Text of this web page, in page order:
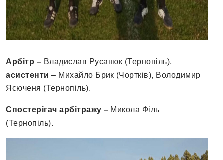
Арбітр – Владислав Русанюк (Тернопіль),
асистенти – Михайло Брик (Чортків), Володимир
Ясюченя (Тернопіль).
Спостерігач арбітражу – Микола Філь
(Тернопіль).